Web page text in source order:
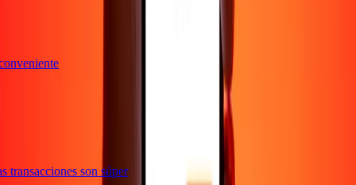
transacciones son súper